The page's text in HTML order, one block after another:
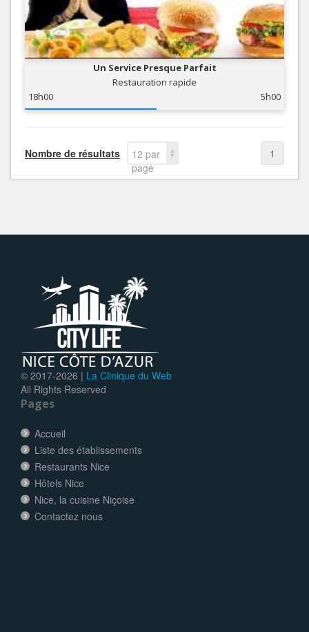
Un Service Presque Parfait
Restauration rapide
18h00
5h00
Nombre de résultats
12 par
page
1
© 2017-2026 | La Clinique du Web
All Rights Reserved
Pages
Accueil
Liste des établissements
Restaurants Nice
Hôtels Nice
Nice, la cuisine Niçoise
Contactez nous